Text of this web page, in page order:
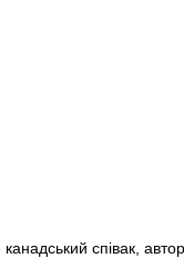
співак,